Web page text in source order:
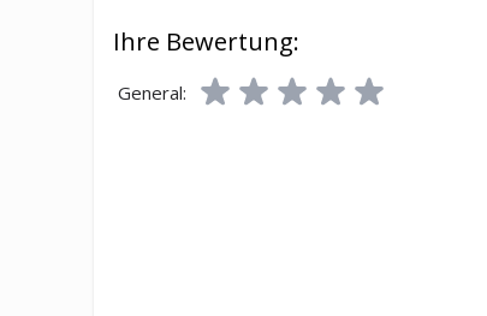
Ihre Bewertung:
General: